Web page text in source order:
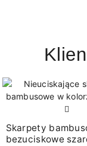
Skarpety
bezuciskowe